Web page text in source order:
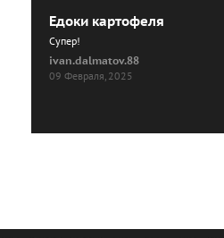
Едоки картофеля
Cупер!
ivan.dalmatov.88
09 Февраля, 2025